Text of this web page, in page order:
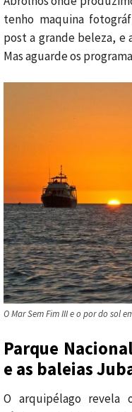
tenho maquina
post a grande beleza, e
Mas aguarde os
O Mar Sem Fim III e o por do sol
Parque
e as baleias
O arquipélago revela